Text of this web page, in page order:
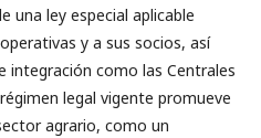
una ley especial aplicable
y a sus socios, así
integración como las Centrales
legal vigente promueve
agrario, como un